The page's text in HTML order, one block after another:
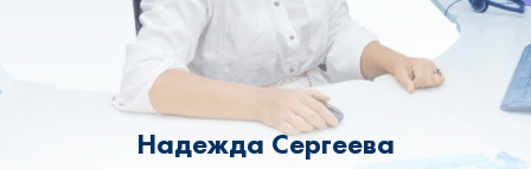
Надежда Сергеева